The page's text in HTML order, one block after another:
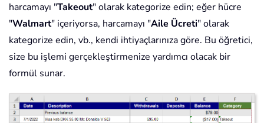
harcamayı "Takeout" olarak kategorize edin; eğer hücre
"Walmart" içeriyorsa, harcamayı "Aile Ücreti" olarak
kategorize edin, vb., kendi ihtiyaçlarınıza göre. Bu öğretici,
size bu işlemi gerçekleştirmenize yardımcı olacak bir
formül sunar.